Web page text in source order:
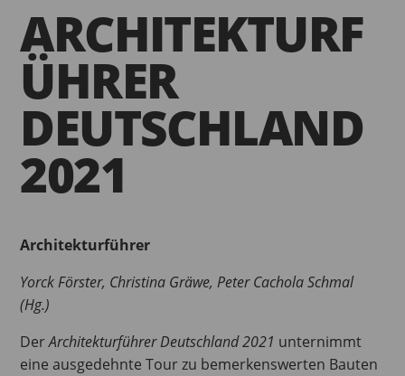
ARCHITEKTURF
ÜHRER
DEUTSCHLAND
2021
Architekturführer
Yorck Förster, Christina Gräwe, Peter Cachola Schmal
(Hg.)
DerArchitekturführer Deutschland 2021 unternimmt
eine ausgedehnte Tour zu bemerkenswerten Bauten